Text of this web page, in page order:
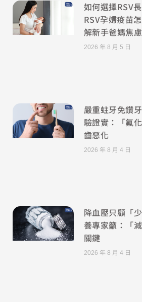
如何選擇RSV
RSV孕婦疫苗
解新手爸媽焦慮
2026 年 8 月 5 日
嚴重蛀牙免鑽
驗證實：「氟
齒惡化
2026 年 8 月 4 日
降血壓只顧「
養專家籲：「
關鍵
2026 年 8 月 4 日